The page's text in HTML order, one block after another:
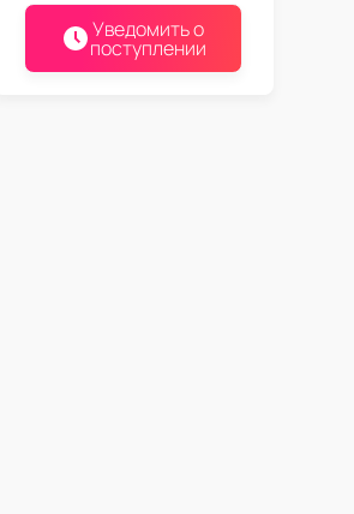
Уведомить о
поступлении